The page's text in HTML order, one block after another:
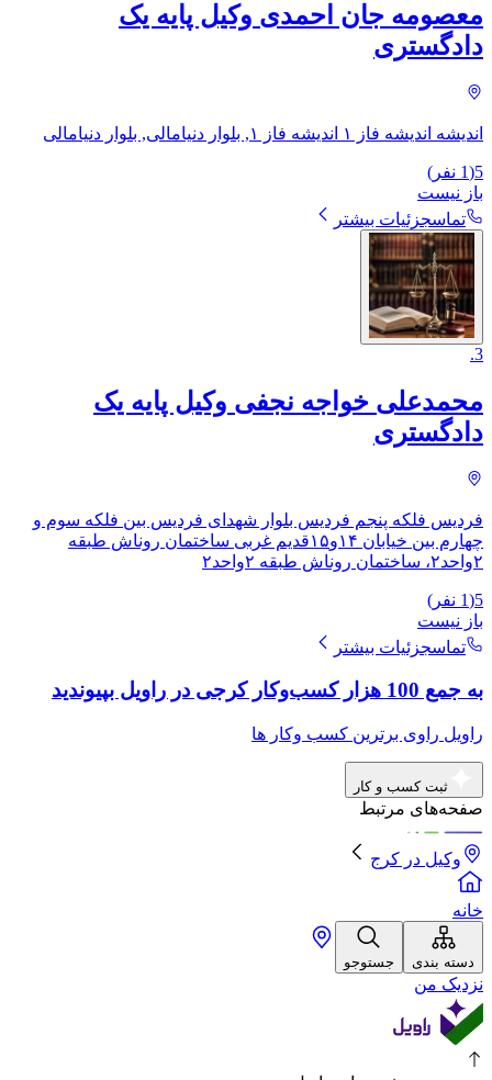
معصومه جان احمدی وکیل پایه یک
دادگستری
اندیشه اندیشه فاز ۱ اندیشه فاز ۱, بلوار دنیامالی, بلوار دنیامالی
5
(
1 نفر)
باز نیست
تماسجزئیات بیشتر
3
.
محمدعلی خواجه نجفی وکیل پایه یک
دادگستری
فردیس فلکه پنجم فردیس بلوار شهدای فردیس بین فلکه سوم و
چهارم بین خیابان ۱۴و۱۵قدیم غربی ساختمان روناش طبقه
۲واحد۲، ​ساختمان روناش طبقه ۲واحد۲
5
(
1 نفر)
باز نیست
تماسجزئیات بیشتر
به جمع 100 هزار کسب‌وکار کرجی در راویل بپیوندید
راویل راوی برترین کسب وکار ها
ثبت کسب و کار
صفحه‌های مرتبط
وکیل در کرج
خانه
دسته بندی جستوجو
نزدیک من